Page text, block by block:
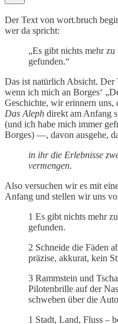
Der Text von wort.bruch
wer da spricht:
„Es gibt nichts mehr
gefunden.“
Das ist natürlich Absicht.
wenn ich mich an Borges‘
Geschichte, wir erinnern
Das Aleph direkt am Anfang
(und ich habe mich immer
Borges) —, davon ausgehe,
in ihr die Erlebnisse
vermengen.
Also versuchen wir es mit
Anfang und stellen wir uns
1 Es gibt nichts mehr
gefunden.
2 Schneide die Fäden
präzise, akkurat, kein
3 Rammstein und
Pilotenbrille auf der
schweben über die
1 Stadt, Land, Fluss –